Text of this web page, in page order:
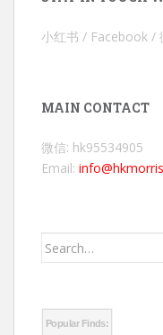
小红书 / Facebook /
MAIN CONTACT
微信: hk95534905
Email:
Search
Popular Finds: